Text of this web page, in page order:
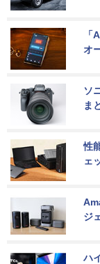
オ
ソ
ま
性
ェ
ジ
ハ